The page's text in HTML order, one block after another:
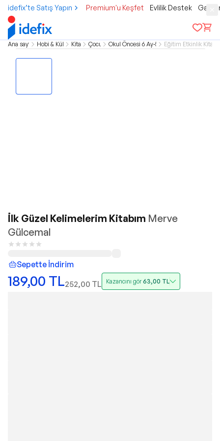
idefix’te Satış Yapın Premium'u Keşfet Evlilik Destek
Ana sayfa Hobi & Kültür Kitap Çocuk Okul Öncesi 6 Ay-5 YaşEğitim Etkinlik
İlk Güzel Kelimelerim Kitabım Merve
Gülcemal
Sepette İndirim
189,00 TL252,00 TL Kazancını gör63,00 TL